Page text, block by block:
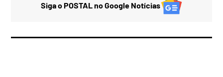
Siga o POSTAL no Google Notícias